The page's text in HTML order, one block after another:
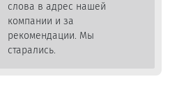
слова в адрес нашей
компании и за
рекомендации. Мы
старались.